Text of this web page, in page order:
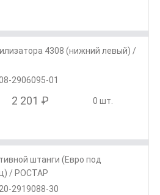
4308 (нижний левый) /
2906095-01
2 201 ₽ 0 шт.
штанги (Евро под
/ РОСТАР
2919088-30